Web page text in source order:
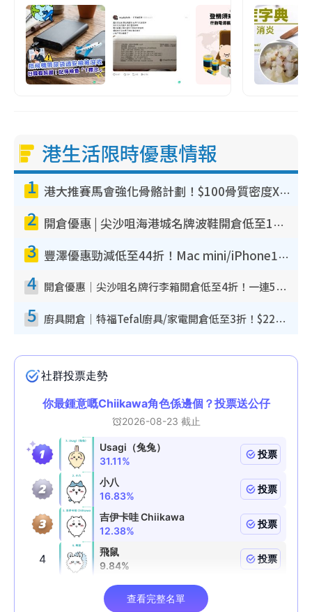
港生活限時優惠情報
1 港大推賽馬會強化骨骼計劃！$100骨質密度X光檢查 完成免費運動訓練送超市禮券！附參加資格
2 開倉優惠 | 尖沙咀海港城名牌波鞋開倉低至1折！On鞋$899起／Joy&Peace鞋履$98起
3 豐澤優惠勁減低至44折！Mac mini/iPhone17Pro大減價！廚房家電$220起
4 開倉優惠｜尖沙咀名牌行李箱開倉低至4折！一連5日 American Tourister/ace./Hallmark $200起！
5 廚具開倉｜特福Tefal廚具/家電開倉低至3折！$220起買平底鍋/炒鑊/湯煲！電飯煲/吸塵機/燙斗$418起